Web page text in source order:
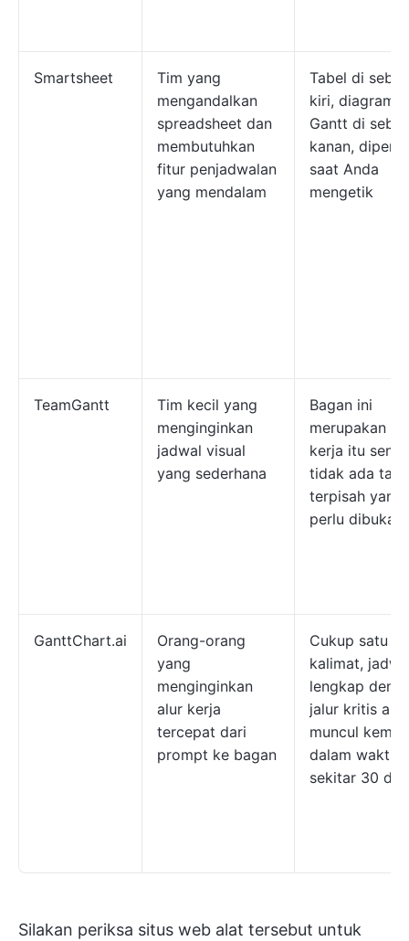
Smartsheet
Tim yang
mengandalkan
spreadsheet dan
membutuhkan
fitur penjadwalan
yang mendalam
Tabel di
kiri, diagram
Gantt di
kanan,
saat Anda
mengetik
TeamGantt
Tim kecil yang
menginginkan
jadwal visual
yang sederhana
Bagan ini
merupakan
kerja itu
tidak ada tab
terpisah yang
perlu dibuka
GanttChart.ai
Orang-orang
yang
menginginkan
alur kerja
tercepat dari
prompt ke bagan
Cukup satu
kalimat,
lengkap
jalur kritis
muncul
dalam waktu
sekitar 30
Silakan periksa situs web alat tersebut untuk